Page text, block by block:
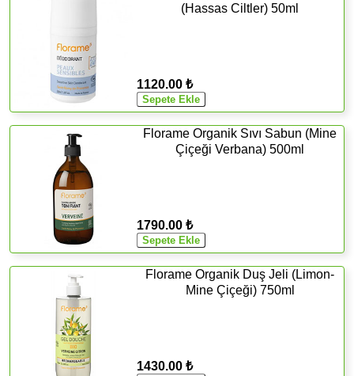
(Hassas Ciltler) 50ml
1120.00 ₺
Florame Organik Sıvı Sabun (Mine
Çiçeği Verbana) 500ml
1790.00 ₺
Florame Organik Duş Jeli (Limon-
Mine Çiçeği) 750ml
1430.00 ₺